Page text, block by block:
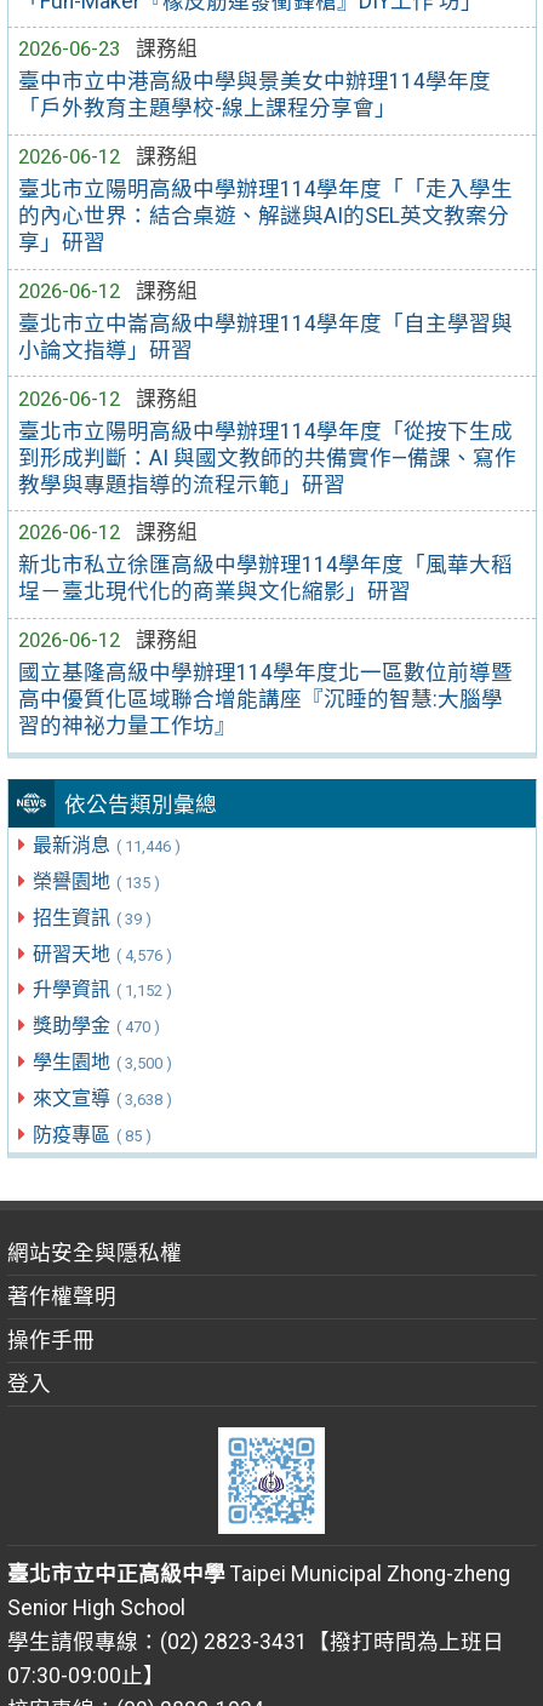
2026-06-23
課務組
臺中市立中港高級中學與景美女中辦理114學年度
「戶外教育主題學校-線上課程分享會」
2026-06-12
課務組
臺北市立陽明高級中學辦理114學年度「「走入學生
的內心世界：結合桌遊、解謎與AI的SEL英文教案分
享」研習
2026-06-12
課務組
臺北市立中崙高級中學辦理114學年度「自主學習與
小論文指導」研習
2026-06-12
課務組
臺北市立陽明高級中學辦理114學年度「從按下生成
到形成判斷：AI 與國文教師的共備實作—備課、寫作
教學與專題指導的流程示範」研習
2026-06-12
課務組
新北市私立徐匯高級中學辦理114學年度「風華大稻
埕－臺北現代化的商業與文化縮影」研習
2026-06-12
課務組
國立基隆高級中學辦理114學年度北一區數位前導暨
高中優質化區域聯合增能講座『沉睡的智慧:大腦學
習的神祕力量工作坊』
依公告類別彙總
最新消息 ( 11,446 )
榮譽園地 ( 135 )
招生資訊 ( 39 )
研習天地 ( 4,576 )
升學資訊 ( 1,152 )
獎助學金 ( 470 )
學生園地 ( 3,500 )
來文宣導 ( 3,638 )
防疫專區 ( 85 )
網站安全與隱私權
著作權聲明
操作手冊
登入
臺北市立中正高級中學Taipei Municipal Zhong-zheng
Senior High School
學生請假專線：(02) 2823-3431【撥打時間為上班日
07:30-09:00止】